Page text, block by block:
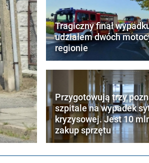
Tragiczny finał
udziałem dwóch
regionie
Przygotowują trzy
szpitale na wypadek
kryzysowej. Jest 10
zakup sprzętu